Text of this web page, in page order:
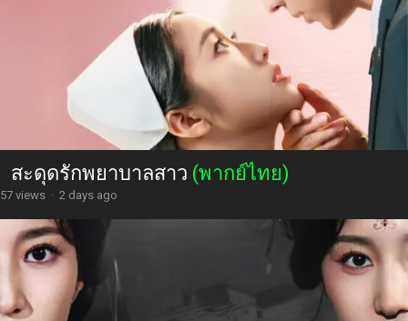
สะดุดรักพยาบาลสาว (พากย์ไทย)
57 views · 2 days ago